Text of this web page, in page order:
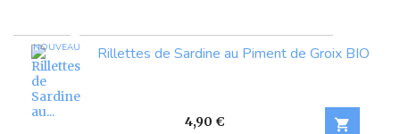
NOUVEAU Rillettes de Sardine au Piment de Groix BIO
Prix
4,90 € 